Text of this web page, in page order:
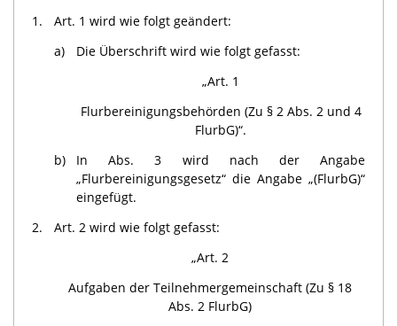
1.
Art. 1 wird wie folgt geändert:
a)
Die Überschrift wird wie folgt gefasst:
„Art. 1
Flurbereinigungsbehörden (Zu § 2 Abs. 2 und 4
FlurbG)“.
b)
In Abs. 3 wird nach der Angabe
„Flurbereinigungsgesetz“ die Angabe „(FlurbG)“
eingefügt.
2.
Art. 2 wird wie folgt gefasst:
„Art. 2
Aufgaben der Teilnehmergemeinschaft (Zu § 18
Abs. 2 FlurbG)